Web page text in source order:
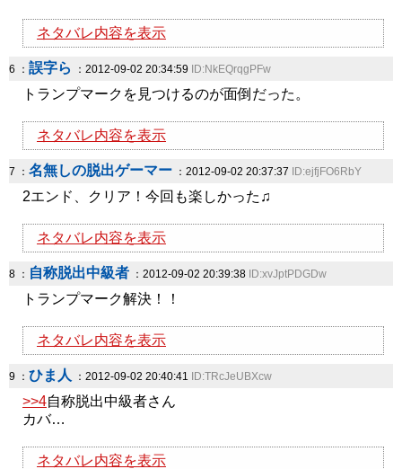
ネタバレ内容を表示
6 ： 誤字ら ：2012-09-02 20:34:59 ID:NkEQrqgPFw
トランプマークを見つけるのが面倒だった。
ネタバレ内容を表示
7 ： 名無しの脱出ゲーマー ：2012-09-02 20:37:37 ID:ejfjFO6RbY
2エンド、クリア！今回も楽しかった♫
ネタバレ内容を表示
8 ： 自称脱出中級者 ：2012-09-02 20:39:38 ID:xvJptPDGDw
トランプマーク解決！！
ネタバレ内容を表示
9 ： ひま人 ：2012-09-02 20:40:41 ID:TRcJeUBXcw
>>4自称脱出中級者さん
カバ…
ネタバレ内容を表示